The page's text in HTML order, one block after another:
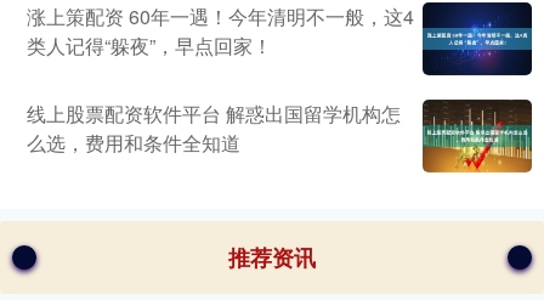
涨上策配资 60年一遇！今年清明不一般，这4
类人记得“躲夜”，早点回家！
线上股票配资软件平台 解惑出国留学机构怎
么选，费用和条件全知道
推荐资讯